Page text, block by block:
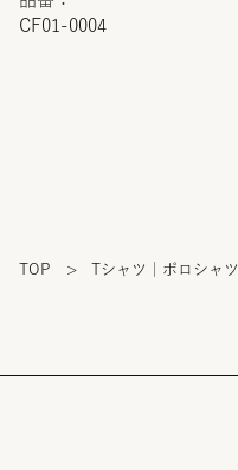
CF01-0004
TOP > Tシャツ｜ポロシャツ